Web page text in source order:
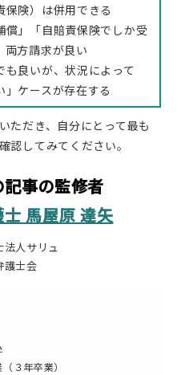
保険）は併用できる
償」「自賠責保険でしか受
両方請求が良い
も良いが、状況によって
」ケースが存在する
ただき、自分にとって最も
認してみてください。
記事の監修者
士 馬屋原 達矢
法人サリュ
護士会
３年卒業）